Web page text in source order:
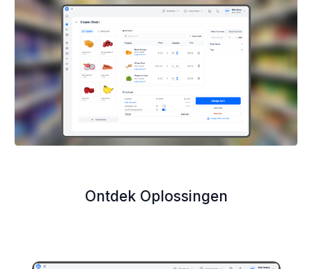
Ontdek Oplossingen